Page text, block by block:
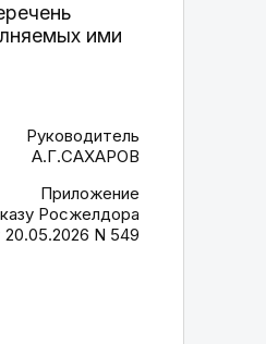
ими
Руководитель
А.Г.САХАРОВ
Приложение
Росжелдора
20.05.2026 N 549